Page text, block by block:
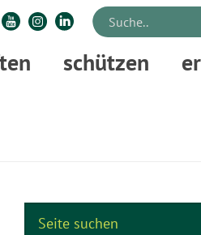
schützen